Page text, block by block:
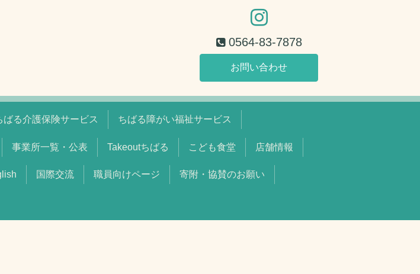
0564-83-7878
お問い合わせ
ばる介護保険サービス ちばる障がい福祉サービス
事業所一覧・公表 Takeoutちばる こども食堂 店舗情報
国際交流 職員向けページ 寄附・協賛のお願い